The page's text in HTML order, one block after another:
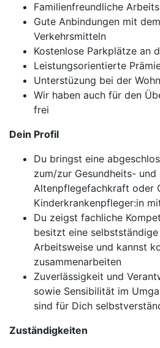
Familienfreundliche
Gute Anbindungen mit
Verkehrsmitteln
Kostenlose Parkplätze an
Leistungsorientierte
Unterstüzung bei der
Wir haben auch für den
frei
Dein Profil
Du bringst eine
zum/zur Gesundheits- und
Altenpflegefachkraft oder
Kinderkrankenpfleger:in
Du zeigst fachliche
besitzt eine
Arbeitsweise und kannst
zusammenarbeiten
Zuverlässigkeit und
sowie Sensibilität im
sind für Dich
Zuständigkeiten